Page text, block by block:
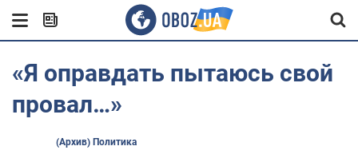
«Я оправдать пытаюсь свой
провал…»
(Архив) Политика